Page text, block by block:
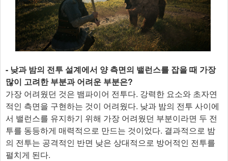
- 낮과 밤의 전투 설계에서 양 측면의 밸런스를 잡을 때 가장
많이 고려한 부분과 어려운 부분은?
가장 어려웠던 것은 뱀파이어 전투다. 강력한 요소와 초자연
적인 측면을 구현하는 것이 어려웠다. 낮과 밤의 전투 사이에
서 밸런스를 유지하기 위해 가장 어려웠던 부분이라면 두 전
투를 동등하게 매력적으로 만드는 것이었다. 결과적으로 밤
의 전투는 공격적인 반면 낮은 상대적으로 방어적인 전투를
펼치게 된다.